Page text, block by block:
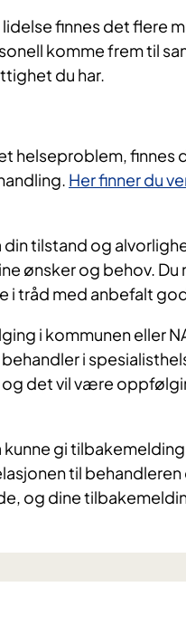
finnes det flere
komme frem til
du har.
helseproblem,
Her finner du
din tilstand og
ønsker og behov.
i tråd med anbefalt
i kommunen eller
i
det vil være
kunne gi
til behandleren
og dine